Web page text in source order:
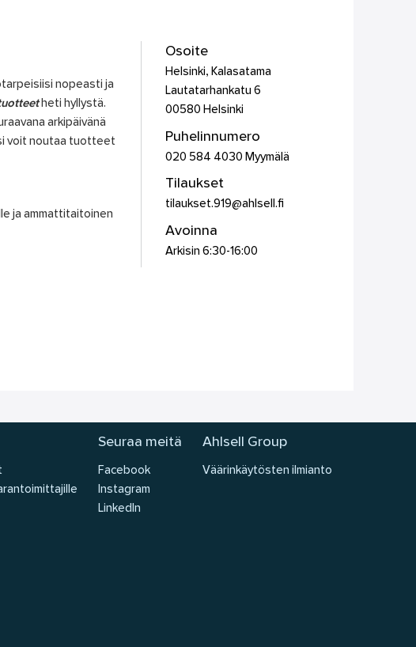
Osoite
Helsinki, Kalasatama
Lautatarhankatu 6
00580 Helsinki
Puhelinnumero
020 584 4030 Myymälä
Tilaukset
tilaukset.919@ahlsell.fi
Avoinna
Arkisin 6:30-16:00
nopeasti ja
heti hyllystä.
arkipäivänä
voit noutaa tuotteet
ja ammattitaitoinen
Seuraa meitä
Facebook
Instagram
LinkedIn
Ahlsell Group
Väärinkäytösten ilmianto